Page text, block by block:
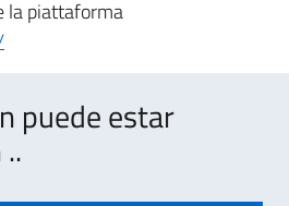
la piattaforma
puede estar